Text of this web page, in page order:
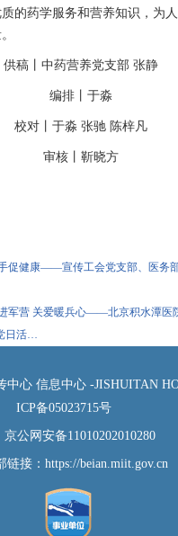
的药学服务和营养知识，为
供稿丨中药营养党支部 张静
编排丨于淼
校对丨于淼 张驰 陈梓凡
审核丨靳晓方
促健康——宣传工会党支部、医务
军营 关爱暖兵心——北京积水潭医
日活…
中心 信息中心 -JISHUITAN
ICP备05023715号
京公网安备11010202010280
链接： https://beian.miit.gov.cn